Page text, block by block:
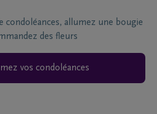
condoléances, allumez une bougie
des fleurs
vos condoléances